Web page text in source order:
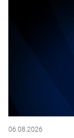
06.08.2026